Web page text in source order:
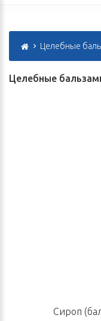
Целебные
Целебные